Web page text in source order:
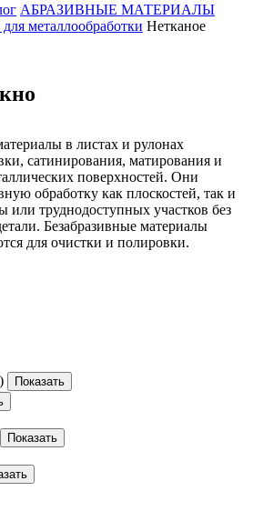
АБРАЗИВНЫЕ МАТЕРИАЛЫ
металлообработки Нетканое
в листах и рулонах
сатинирования, матирования и
поверхностей. Они
обработку как плоскостей, так и
труднодоступных участков без
Безабразивные материалы
для очистки и полировки.